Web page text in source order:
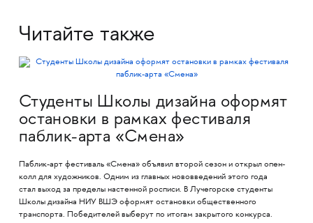
Читайте также
Студенты Школы дизайна оформят
остановки в рамках фестиваля
паблик-арта «Смена»
Паблик-арт фестиваль «Смена» объявил второй сезон и открыл опен-
колл для художников. Одним из главных нововведений этого года
стал выход за пределы настенной росписи. В Лучегорске студенты
Школы дизайна НИУ ВШЭ оформят остановки общественного
транспорта. Победителей выберут по итогам закрытого конкурса.